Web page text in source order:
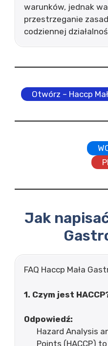
warunków, jednak
przestrzeganie
codziennej
Otwórz – Haccp
Jak
FAQ Haccp Mała
1. Czym jest
Odpowiedź:
Hazard Analysis
Points (HACCP)